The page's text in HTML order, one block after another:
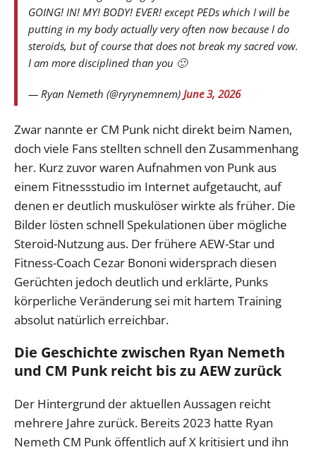
GOING! IN! MY! BODY! EVER! except PEDs which I will be
putting in my body actually very often now because I do
steroids, but of course that does not break my sacred vow.
I am more disciplined than you 🙂
— Ryan Nemeth (@ryrynemnem) June 3, 2026
Zwar nannte er CM Punk nicht direkt beim Namen,
doch viele Fans stellten schnell den Zusammenhang
her. Kurz zuvor waren Aufnahmen von Punk aus
einem Fitnessstudio im Internet aufgetaucht, auf
denen er deutlich muskulöser wirkte als früher. Die
Bilder lösten schnell Spekulationen über mögliche
Steroid-Nutzung aus. Der frühere AEW-Star und
Fitness-Coach Cezar Bononi widersprach diesen
Gerüchten jedoch deutlich und erklärte, Punks
körperliche Veränderung sei mit hartem Training
absolut natürlich erreichbar.
Die Geschichte zwischen Ryan Nemeth
und CM Punk reicht bis zu AEW zurück
Der Hintergrund der aktuellen Aussagen reicht
mehrere Jahre zurück. Bereits 2023 hatte Ryan
Nemeth CM Punk öffentlich auf X kritisiert und ihn